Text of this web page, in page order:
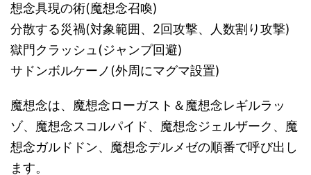
想念具現の術(魔想念召喚)
分散する災禍(対象範囲、2回攻撃、人数割り攻撃)
獄門クラッシュ(ジャンプ回避)
サドンボルケーノ(外周にマグマ設置)
魔想念は、魔想念ローガスト＆魔想念レギルラッ
ゾ、魔想念スコルパイド、魔想念ジェルザーク、魔
想念ガルドドン、魔想念デルメゼの順番で呼び出し
ます。